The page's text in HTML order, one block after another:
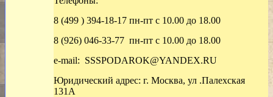
8 (499 ) 394-18-17 пн-пт с 10.00 до 18.00
8 (926) 046-33-77 пн-пт с 10.00 до 18.00
e-mail: SSSPODAROK@YANDEX.RU
Юридический адрес: г. Москва, ул .Палехская
131А